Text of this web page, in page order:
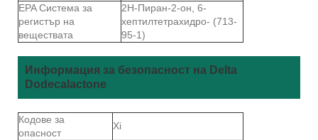
EPA Система за
регистър на
веществата
2Н-Пиран-2-он, 6-
хептилтетрахидро- (713-
95-1)
Информация за безопасност на Delta
Dodecalactone
Кодове за
опасност
Xi